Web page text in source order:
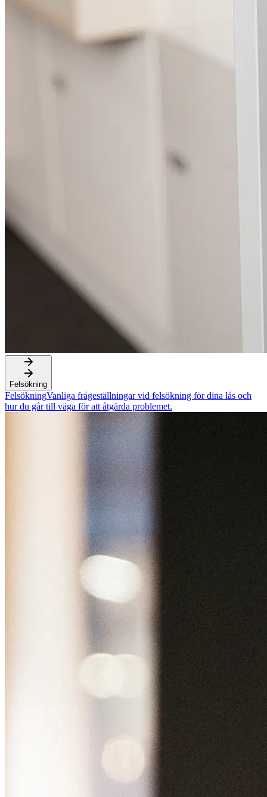
Felsökning
FelsökningVanliga frågeställningar vid felsökning för dina lås och
hur du går till väga för att åtgärda problemet.